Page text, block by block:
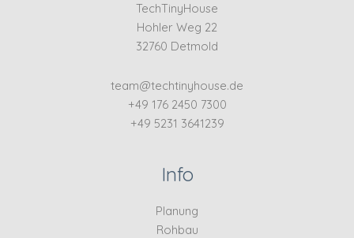
TechTinyHouse
Hohler Weg 22
32760 Detmold
team@techtinyhouse.de
+49 176 2450 7300
+49 5231 3641239
Info
Planung
Rohbau